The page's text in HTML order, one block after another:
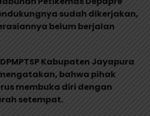
sudah dikerjakan,
belum berjalan
Kabupaten Jayapura
bahwa pihak
membuka diri dengan
setempat.